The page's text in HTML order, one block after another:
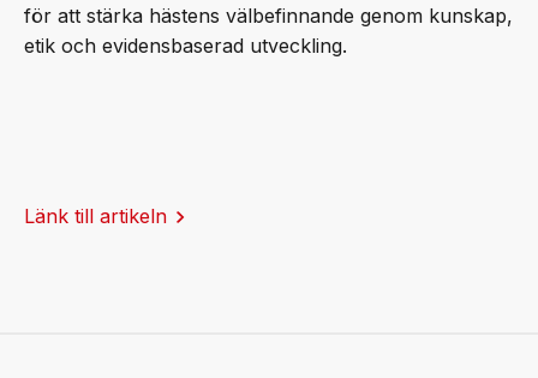
för att stärka hästens välbefinnande genom kunskap,
etik och evidensbaserad utveckling.
Länk till artikeln